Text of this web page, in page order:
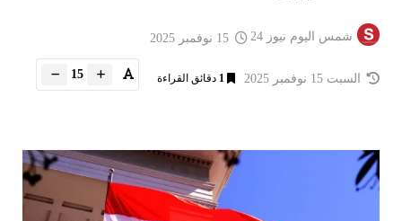
شمس اليوم نيوز 24
السبت 15 نوفمبر 2025 1 دقائق القراءة 15